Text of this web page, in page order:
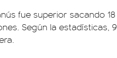
fue superior sacando
Según la estadísticas,